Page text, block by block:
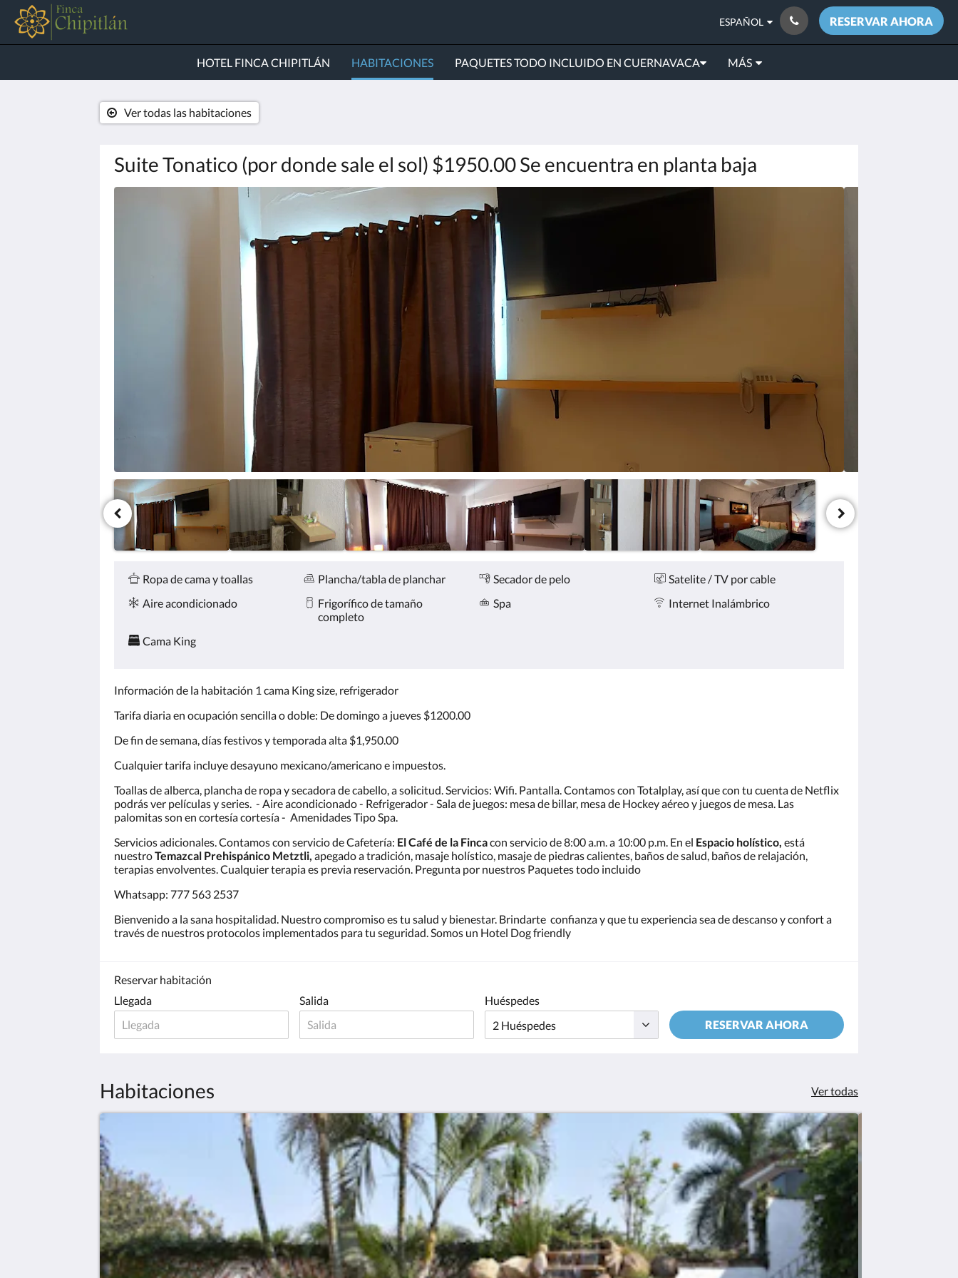
ESPAÑOL RESERVAR AHORA
HOTEL FINCA CHIPITLÁN HABITACIONES PAQUETES TODO INCLUIDO EN CUERNAVACA MÁS
Suite Tonatico (por donde sale el sol) $1950.00 Se encuentra en planta baja
Ver todas las habitaciones
A
Comodidades
Ropa de cama y toallas Plancha/tabla de planchar Secador de pelo
Satelite / TV por cable
Aire acondicionado
Frigorífico de tamaño
completo
Spa Internet Inalámbrico
Cama King
Información de la habitación 1 cama King size, refrigerador
Tarifa diaria en ocupación sencilla o doble: De domingo a jueves $1200.00
De fin de semana, días festivos y temporada alta $1,950.00
Cualquier tarifa incluye desayuno mexicano/americano e impuestos.
Toallas de alberca, plancha de ropa y secadora de cabello, a solicitud. Servicios: Wifi. Pantalla. Contamos con Totalplay, así que con tu cuenta de Netflix
podrás ver películas y series. - Aire acondicionado - Refrigerador - Sala de juegos: mesa de billar, mesa de Hockey aéreo y juegos de mesa. Las
palomitas son en cortesía cortesía - Amenidades Tipo Spa.
Servicios adicionales. Contamos con servicio de Cafetería: El Café de la Fincacon servicio de 8:00 a.m. a 10:00 p.m. En el Espacio holístico, está
nuestroTemazcal Prehispánico Metztli, apegado a tradición, masaje holístico, masaje de piedras calientes, baños de salud, baños de relajación,
terapias envolventes. Cualquier terapia es previa reservación. Pregunta por nuestros Paquetes todo incluido
Whatsapp: 777 563 2537
Bienvenido a la sana hospitalidad. Nuestro compromiso es tu salud y bienestar. Brindarte confianza y que tu experiencia sea de descanso y confort a
través de nuestros protocolos implementados para tu seguridad. Somos un Hotel Dog friendly
Reservar habitación
Llegada
Salida
Huéspedes
RESERVAR AHORA
Habitaciones Ver todas